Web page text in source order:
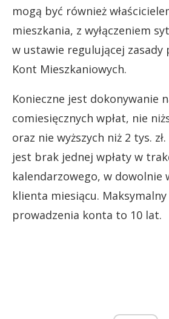
mogą być również
mieszkania, z wyłączeniem
w ustawie regulującej zasady
Kont Mieszkaniowych.
Konieczne jest dokonywanie
comiesięcznych wpłat, nie
oraz nie wyższych niż 2 tys.
jest brak jednej wpłaty w
kalendarzowego, w dowolnie
klienta miesiącu.
prowadzenia konta to 10 lat.